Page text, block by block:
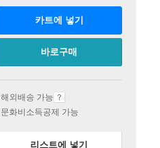
카트에 넣기
바로구매
해외배송 가능
문화비소득공제 가능
리스트에 넣기